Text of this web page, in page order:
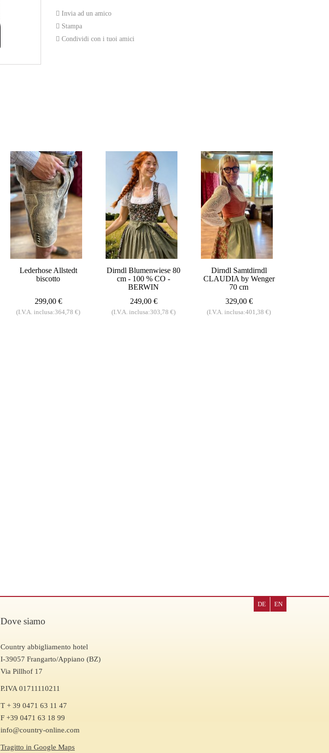
Invia ad un amico
Stampa
Condividi con i tuoi amici
Lederhose Allstedt
biscotto
299,00 €
(I.V.A. inclusa:364,78 €)
Dirndl Blumenwiese 80
cm - 100 % CO -
BERWIN
249,00 €
(I.V.A. inclusa:303,78 €)
Dirndl Samtdirndl
CLAUDIA by Wenger
70 cm
329,00 €
(I.V.A. inclusa:401,38 €)
DE EN
Dove siamo
Country abbigliamento hotel
I-39057 Frangarto/Appiano (BZ)
Via Pillhof 17
P.IVA 01711110211
T + 39 0471 63 11 47
F +39 0471 63 18 99
info@country-online.com
Tragitto in Google Maps